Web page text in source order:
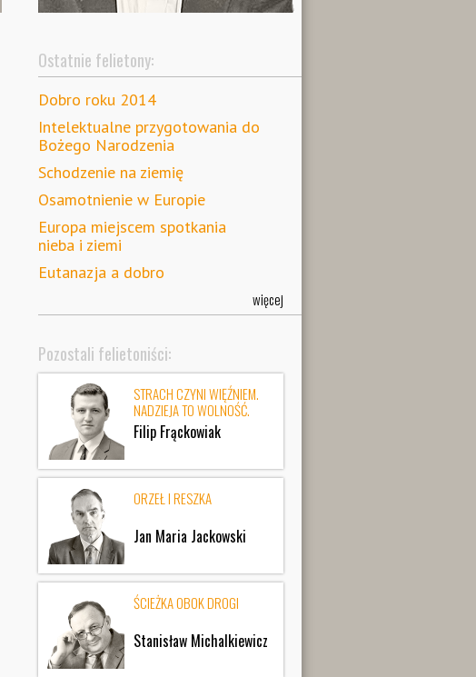
Ostatnie felietony:
Dobro roku 2014
Intelektualne przygotowania do
Bożego Narodzenia
Schodzenie na ziemię
Osamotnienie w Europie
Europa miejscem spotkania
nieba i ziemi
Eutanazja a dobro
więcej
Pozostali felietoniści:
STRACH CZYNI WIĘŹNIEM.
NADZIEJA TO WOLNOŚĆ.
Filip Frąckowiak
ORZEŁ I RESZKA
Jan Maria Jackowski
ŚCIEŻKA OBOK DROGI
Stanisław Michalkiewicz